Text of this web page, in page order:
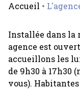
e-
mail
contact
Accueil
Installée dans la
agence est
accueillons les
de 9h30 à 17h30
vous).